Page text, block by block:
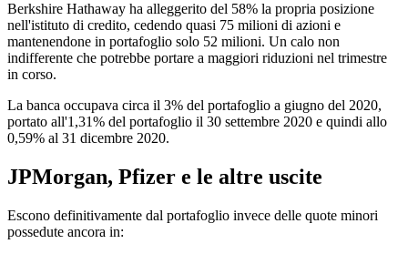
Berkshire Hathaway ha alleggerito del 58% la propria posizione
nell'istituto di credito, cedendo quasi 75 milioni di azioni e
mantenendone in portafoglio solo 52 milioni. Un calo non
indifferente che potrebbe portare a maggiori riduzioni nel trimestre
in corso.
La banca occupava circa il 3% del portafoglio a giugno del 2020,
portato all'1,31% del portafoglio il 30 settembre 2020 e quindi allo
0,59% al 31 dicembre 2020.
JPMorgan, Pfizer e le altre uscite
Escono definitivamente dal portafoglio invece delle quote minori
possedute ancora in: